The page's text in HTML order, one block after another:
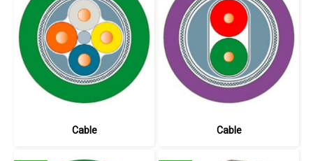
Cable Cable